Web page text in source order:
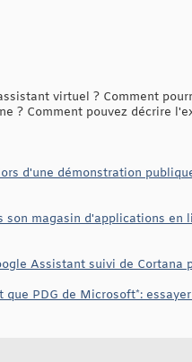
virtuel ? Comment
? Comment pouvez décrire
d'une démonstration
magasin d'applications
Assistant suivi de
PDG de Microsoft*: